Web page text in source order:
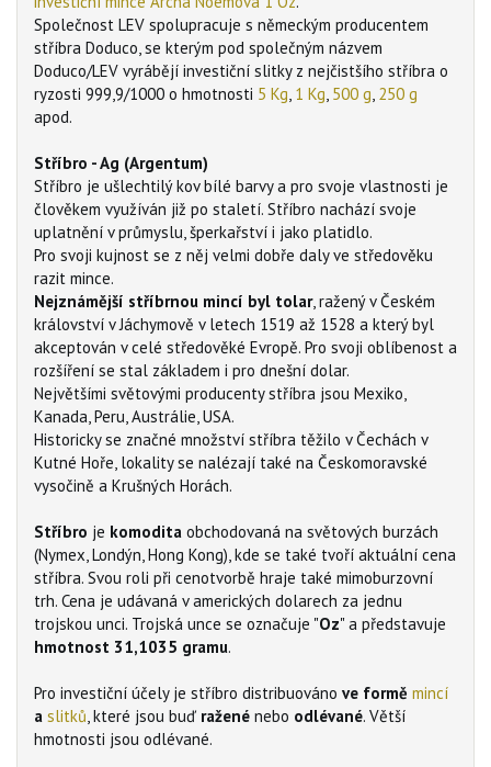
Společnost LEV spolupracuje s německým producentem
stříbra Doduco, se kterým pod společným názvem
Doduco/LEV vyrábějí investiční slitky z nejčistšího stříbra o
ryzosti 999,9/1000 o hmotnosti 5 Kg 1 Kg 500 g 250 g
apod.
Stříbro - Ag (Argentum)
Stříbro je ušlechtilý kov bílé barvy a pro svoje vlastnosti je
člověkem využíván již po staletí. Stříbro nachází svoje
uplatnění v průmyslu, šperkařství i jako platidlo.
Pro svoji kujnost se z něj velmi dobře daly ve středověku
razit mince.
Nejznámější stříbrnou mincí byl tolar, ražený v Českém
království v Jáchymově v letech 1519 až 1528 a který byl
akceptován v celé středověké Evropě. Pro svoji oblíbenost a
rozšíření se stal základem i pro dnešní dolar.
Největšími světovými producenty stříbra jsou Mexiko,
Kanada, Peru, Austrálie, USA.
Historicky se značné množství stříbra těžilo v Čechách v
Kutné Hoře, lokality se nalézají také na Českomoravské
vysočině a Krušných Horách.
Stříbro je komodita obchodovaná na světových burzách
(Nymex, Londýn, Hong Kong), kde se také tvoří aktuální cena
stříbra. Svou roli při cenotvorbě hraje také mimoburzovní
trh. Cena je udávaná v amerických dolarech za jednu
trojskou unci. Trojská unce se označuje "Oz" a představuje
hmotnost 31,1035 gramu.
Pro investiční účely je stříbro distribuováno ve formě mincí
a slitků , které jsou buď ražené nebo odlévané. Větší
hmotnosti jsou odlévané.